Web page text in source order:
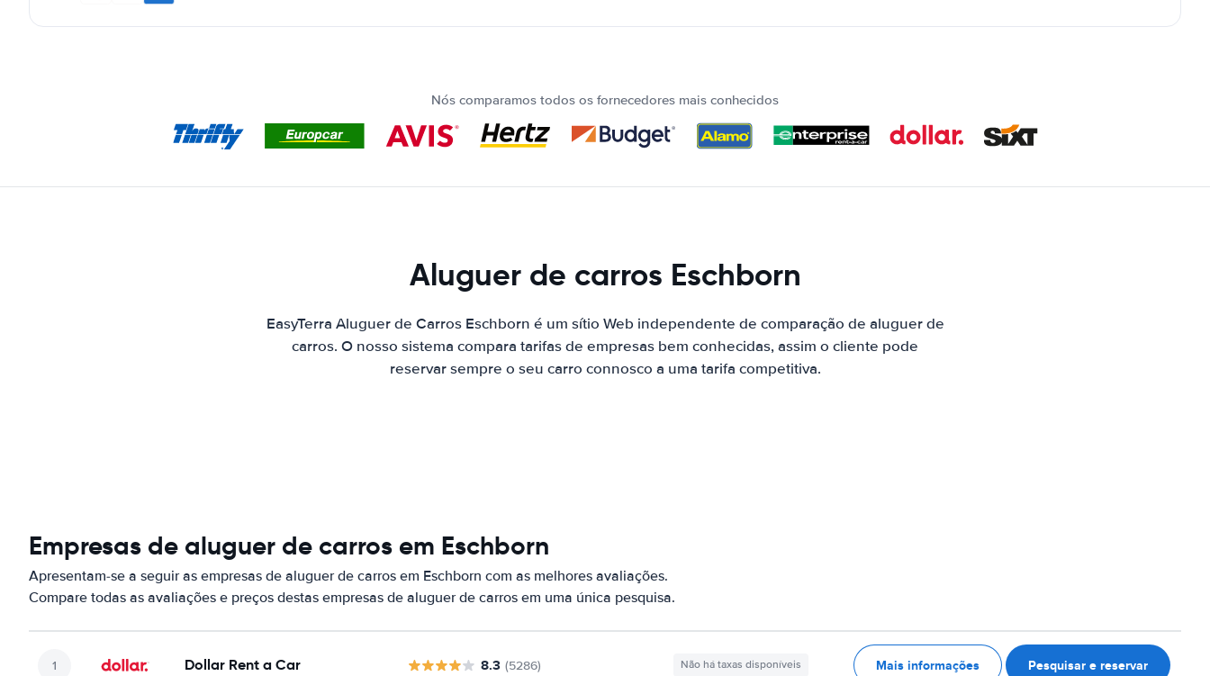
Nós comparamos todos os fornecedores mais conhecidos
Aluguer de carros Eschborn
EasyTerra Aluguer de Carros Eschborn é um sítio Web independente de comparação de aluguer de
carros. O nosso sistema compara tarifas de empresas bem conhecidas, assim o cliente pode
reservar sempre o seu carro connosco a uma tarifa competitiva.
Empresas de aluguer de carros em Eschborn
Apresentam-se a seguir as empresas de aluguer de carros em Eschborn com as melhores avaliações.
Compare todas as avaliações e preços destas empresas de aluguer de carros em uma única pesquisa.
Dollar Rent a Car 8.3 (5286) Não há taxas disponíveis Mais informações Pesquisar e reservar